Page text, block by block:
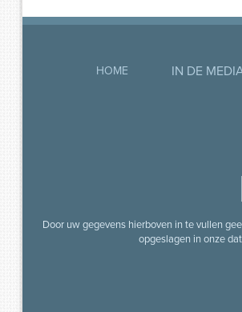
HOME IN DE
Door uw gegevens hierboven in te vullen
opgeslagen in onze